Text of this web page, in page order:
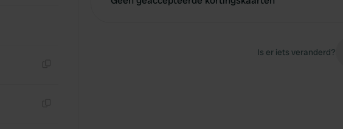
Is er iets veranderd?